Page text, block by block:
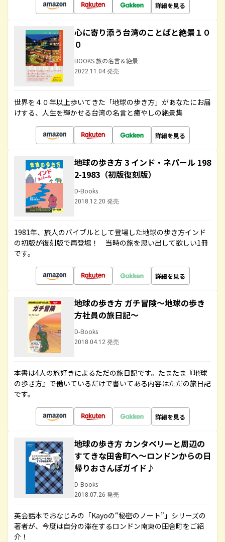
詳細を見る
心に寄り添う台湾のことばと絶景１０
０
BOOKS 旅の名言＆絶景
2022.11.04 発売
世界を４０年以上歩いてきた「地球の歩き方」があなたにお届
けする、人生を輝かせる台湾の名言と癒やしの絶景集
詳細を見る
地球の歩き方 3 インド・ネパール 198
2-1983（初版復刻版）
D-Books
2018.12.20 発売
1981年、旅人のバイブルとして登場した地球の歩き方インド
の初版が復刻版で再登場！ 当時の旅を思い出して欲しい1冊
です。
詳細を見る
地球の歩き方 ガチ冒険～地球の歩き
方社員の旅日記～
D-Books
2018.04.12 発売
本書は4人の旅好きによるただの旅日記です。たまたま『地球
の歩き方』で働いているだけで書いてある内容はただの旅日記
です。
詳細を見る
地球の歩き方 カンタベリーと周辺の
すてきな田舎町へ～ロンドンからの日
帰りおさんぽガイド♪
D-Books
2018.07.26 発売
英会話本でおなじみの「Kayoの“秘密のノート”」シリーズの
著者が、今度は自分の滞在するロンドン南東の田舎町をご紹
介！